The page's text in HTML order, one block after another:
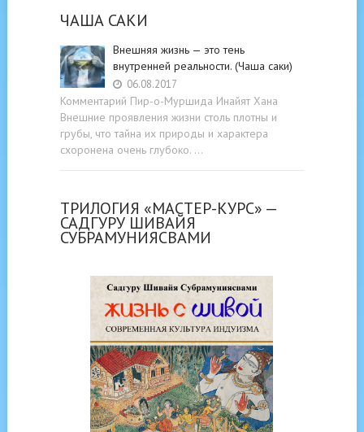
ЧАША САКИ
Внешняя жизнь — это тень
внутренней реальности. (Чаша саки)
06.08.2017
Комментарий Пир-о-Муршида Инайят Хана
Внешние проявления жизни столь плотны и
грубы, что тайна их природы и характера
схоронена очень глубоко. …
ТРИЛОГИЯ «МАСТЕР-КУРС» —
САДГУРУ ШИВАЙЯ
СУБРАМУНИЯСВАМИ